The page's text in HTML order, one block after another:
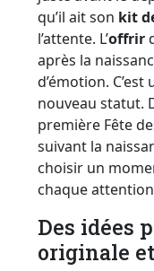
qu’il ait son kit
l’attente. L’offrir
après la
d’émotion.
nouveau statut.
première Fête
suivant la
choisir un
chaque
Des idées
originale